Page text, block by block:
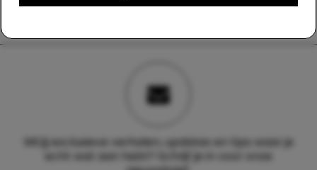
Wil jij exclusieve verhalen, updates en tips waar je
echt wat aan hebt? Schrijf je in voor onze